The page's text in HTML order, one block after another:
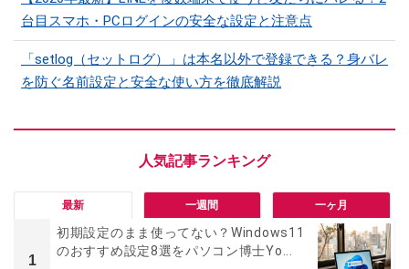
台目スマホ・PCログインの安全な設定と注意点
「setlog（セットログ）」は本名以外で登録できる？身バレ
を防ぐ名前設定と安全な使い方を徹底解説
最新 一週間 一ヶ月
1
初期設定のまま使ってない？Windows11
のおすすめ設定8選をパソコン博士Yo...